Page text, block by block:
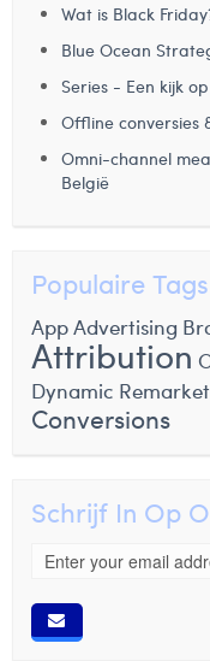
Wat is Black
Blue Ocean
Series - Een kijk
Offline conversies
Omni-channel
België
Populaire Tags
App Advertising
Attribution
Dynamic
Conversions
Schrijf In Op